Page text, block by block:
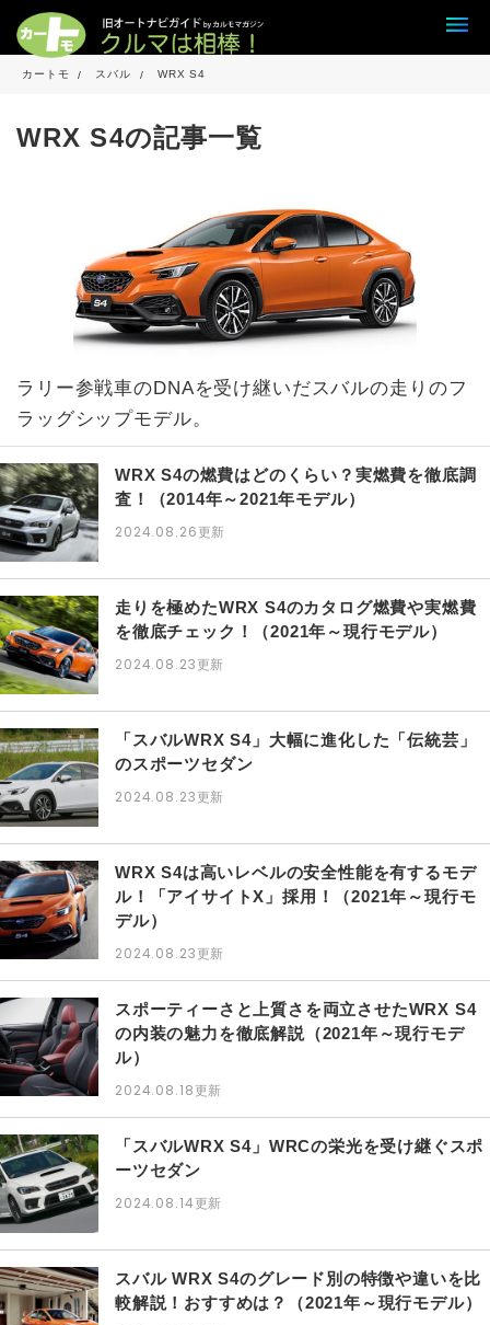
カートモ スバル WRX S4
WRX S4の記事一覧
ラリー参戦車のDNAを受け継いだスバルの走りのフ
ラッグシップモデル。
WRX S4の燃費はどのくらい？実燃費を徹底調
査！（2014年～2021年モデル）
2024.08.26更新
走りを極めたWRX S4のカタログ燃費や実燃費
を徹底チェック！（2021年～現行モデル）
2024.08.23更新
「スバルWRX S4」大幅に進化した「伝統芸」
のスポーツセダン
2024.08.23更新
WRX S4は高いレベルの安全性能を有するモデ
ル！「アイサイトX」採用！（2021年～現行モ
デル）
2024.08.23更新
スポーティーさと上質さを両立させたWRX S4
の内装の魅力を徹底解説（2021年～現行モデ
ル）
2024.08.18更新
「スバルWRX S4」WRCの栄光を受け継ぐスポ
ーツセダン
2024.08.14更新
スバル WRX S4のグレード別の特徴や違いを比
較解説！おすすめは？（2021年～現行モデル）